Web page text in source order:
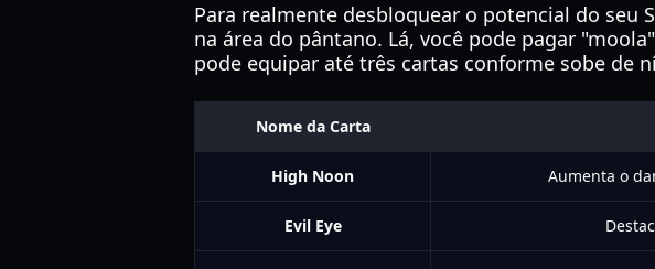
Para realmente desbloquear o potencial do seu
na área do pântano. Lá, você pode pagar
pode equipar até três cartas conforme sobe de
Nome da Carta
High Noon Aumenta o
Evil Eye